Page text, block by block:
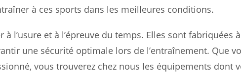
à ces sports dans les meilleures conditions.
l’usure et à l’épreuve du temps. Elles sont fabriquées
une sécurité optimale lors de l’entraînement. Que
vous trouverez chez nous les équipements dont